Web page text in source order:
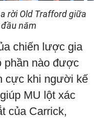
rời Old Trafford giữa
năm
chiến lược gia
phần nào được
cực khi người kế
MU lột xác
của Carrick,